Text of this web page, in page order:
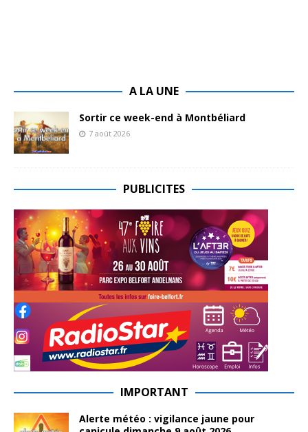
A LA UNE
Sortir ce week-end à Montbéliard
7 août 2026
PUBLICITES
IMPORTANT
Alerte météo : vigilance jaune pour